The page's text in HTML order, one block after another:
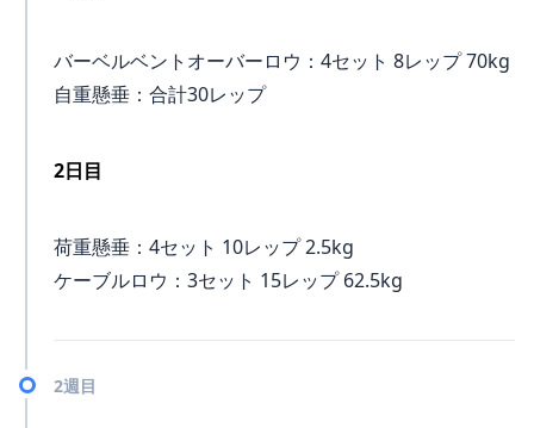
バーベルベントオーバーロウ：4セット 8レップ 70kg
自重懸垂：合計30レップ
2日目
荷重懸垂：4セット 10レップ 2.5kg
ケーブルロウ：3セット 15レップ 62.5kg
2週目